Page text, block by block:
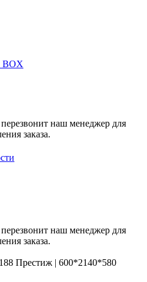
BOX
наш менеджер для
заказа.
наш менеджер для
заказа.
Престиж | 600*2140*580